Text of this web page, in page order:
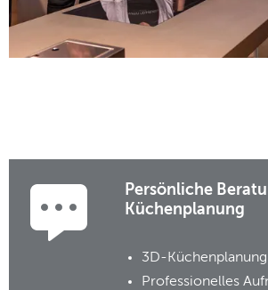
Persönliche
Küchenplanung
3D-Küchenplanung
Professionelles